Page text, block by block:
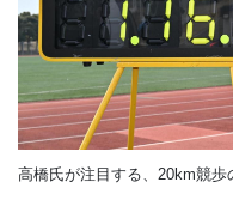
高橋氏が注目する、20km競